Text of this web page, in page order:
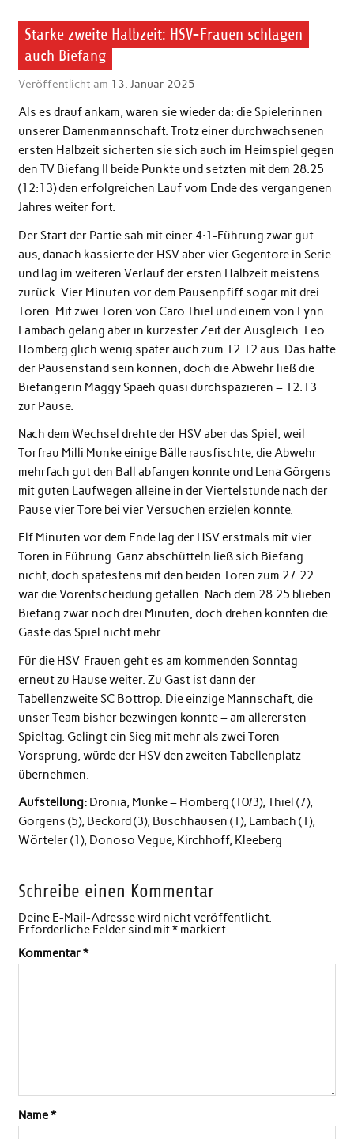
Starke zweite Halbzeit: HSV-Frauen schlagen
auch Biefang
Veröffentlicht am 13. Januar 2025
Als es drauf ankam, waren sie wieder da: die Spielerinnen
unserer Damenmannschaft. Trotz einer durchwachsenen
ersten Halbzeit sicherten sie sich auch im Heimspiel gegen
den TV Biefang II beide Punkte und setzten mit dem 28.25
(12:13) den erfolgreichen Lauf vom Ende des vergangenen
Jahres weiter fort.
Der Start der Partie sah mit einer 4:1-Führung zwar gut
aus, danach kassierte der HSV aber vier Gegentore in Serie
und lag im weiteren Verlauf der ersten Halbzeit meistens
zurück. Vier Minuten vor dem Pausenpfiff sogar mit drei
Toren. Mit zwei Toren von Caro Thiel und einem von Lynn
Lambach gelang aber in kürzester Zeit der Ausgleich. Leo
Homberg glich wenig später auch zum 12:12 aus. Das hätte
der Pausenstand sein können, doch die Abwehr ließ die
Biefangerin Maggy Spaeh quasi durchspazieren – 12:13
zur Pause.
Nach dem Wechsel drehte der HSV aber das Spiel, weil
Torfrau Milli Munke einige Bälle rausfischte, die Abwehr
mehrfach gut den Ball abfangen konnte und Lena Görgens
mit guten Laufwegen alleine in der Viertelstunde nach der
Pause vier Tore bei vier Versuchen erzielen konnte.
Elf Minuten vor dem Ende lag der HSV erstmals mit vier
Toren in Führung. Ganz abschütteln ließ sich Biefang
nicht, doch spätestens mit den beiden Toren zum 27:22
war die Vorentscheidung gefallen. Nach dem 28:25 blieben
Biefang zwar noch drei Minuten, doch drehen konnten die
Gäste das Spiel nicht mehr.
Für die HSV-Frauen geht es am kommenden Sonntag
erneut zu Hause weiter. Zu Gast ist dann der
Tabellenzweite SC Bottrop. Die einzige Mannschaft, die
unser Team bisher bezwingen konnte – am allerersten
Spieltag. Gelingt ein Sieg mit mehr als zwei Toren
Vorsprung, würde der HSV den zweiten Tabellenplatz
übernehmen.
Aufstellung:Dronia, Munke – Homberg (10/3), Thiel (7),
Görgens (5), Beckord (3), Buschhausen (1), Lambach (1),
Wörteler (1), Donoso Vegue, Kirchhoff, Kleeberg
Schreibe einen Kommentar
Deine E-Mail-Adresse wird nicht veröffentlicht.
Erforderliche Felder sind mit*markiert
Kommentar*
Name*